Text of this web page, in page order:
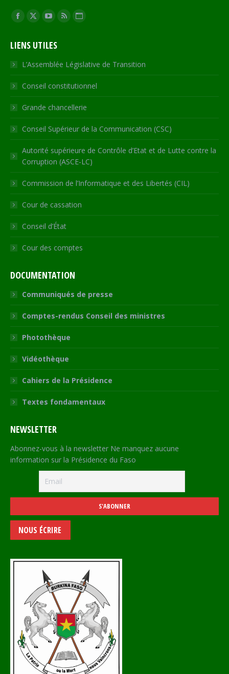
Trouvez nous sur :
Facebook
opens
in
new
window
X
opens
in
new
window
YouTube
opens
in
new
window
RSS
in
new
window
Site
opens
in
new
LIENS UTILES
L’Assemblée Législative de Transition
Conseil constitutionnel
Grande chancellerie
Conseil Supérieur de la Communication (CSC)
Autorité supérieure de Contrôle d’Etat et de Lutte contre la
Corruption (ASCE-LC)
Commission de l’Informatique et des Libertés (CIL)
Cour de cassation
Conseil d’État
Cour des comptes
DOCUMENTATION
Communiqués de presse
Comptes-rendus Conseil des ministres
Photothèque
Vidéothèque
Cahiers de la Présidence
Textes fondamentaux
NEWSLETTER
Abonnez-vous à la newsletter Ne manquez aucune
information sur la Présidence du Faso
NOUS ÉCRIRE